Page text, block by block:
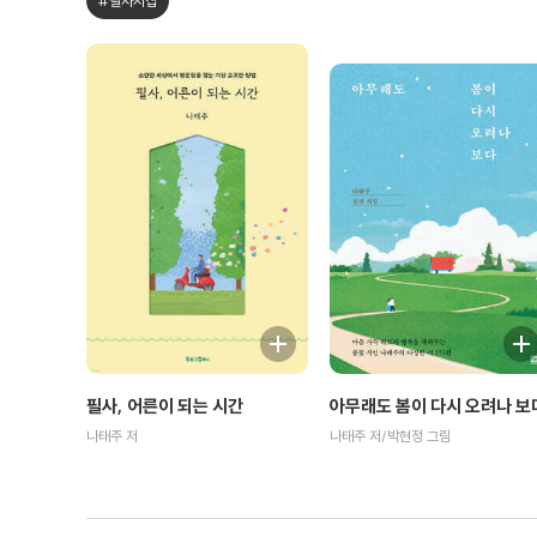
필사, 어른이 되는 시간
나태주 저
아무래도 봄이 다시 오려나 보
나태주 저/박현정 그림